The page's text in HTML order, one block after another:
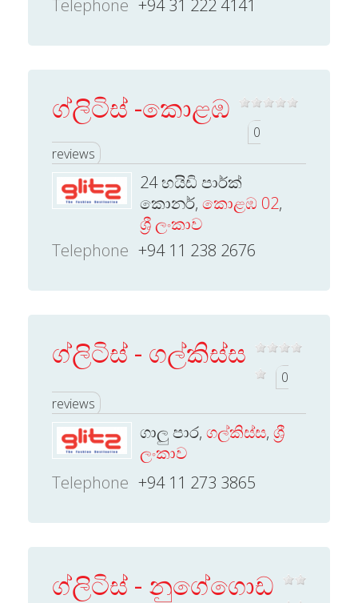
Telephone +94 31 222 4141
ග්ලිටිස් -කොළඹ
0
reviews
24 හයිඩි පාර්ක්
කොනර්, කොළඹ 02,
ශ්‍රී ලංකාව
Telephone +94 11 238 2676
ග්ලිටිස් - ගල්කිස්ස
0
reviews
ගාලු පාර, ගල්කිස්ස, ශ්‍රී
ලංකාව
Telephone +94 11 273 3865
ග්ලිටිස් - නුගේගොඩ